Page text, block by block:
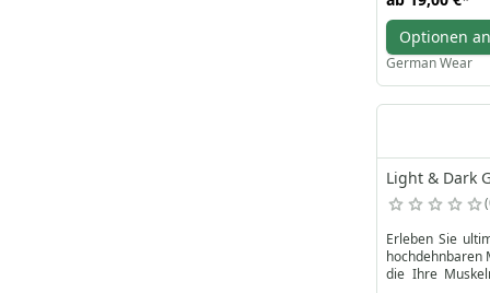
Optionen
German Wear
Light & Dark
Erleben Sie
hochdehnbaren
die Ihre